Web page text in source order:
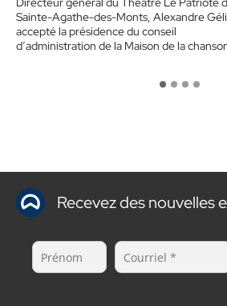
Maison de la chanson du
Sainte-Agathe-des-Monts, Alexandre
accepté la présidence du conseil
d’administration de la Maison de la
Recevez des nouvelles